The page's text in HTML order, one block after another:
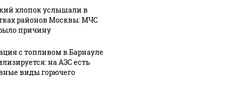
хлопок услышали в
районов Москвы: МЧС
причину
с топливом в Барнауле
на АЗС есть
виды горючего